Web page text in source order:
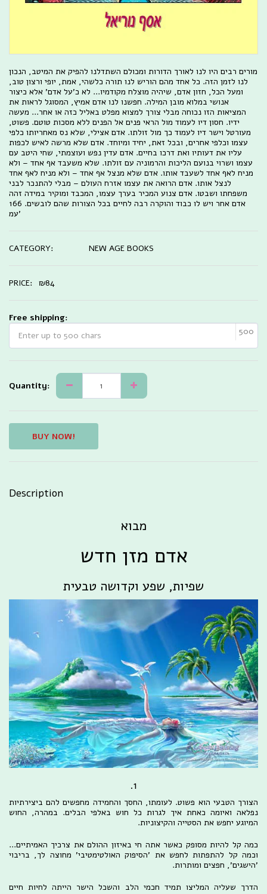
מורים רבים היו לנו לאורך הדורות ומכולם השתדלנו להפיק את המיטב, הנכון
לנו לזמן הזה. כל אחד מהם הוריש לנו תורה כלשהי, אמת, יופי ורצון טוב,
ומעל הכל, חזון אדם, שיהיה מוצלח מקודמיו... לא כ'על אדם' אלא כיצור
אנושי במלוא מובן המילה. חפשנו לנו אדם אמיץ, המסוגל לראות את
המציאות הזו נכוחה מבלי צורך למצוא מפלט באליל כזה או אחר... מעשה
ידיו. חסון דיו לעמוד מול הראי פנים אל הפנים ללא מסכות טוטם. פשוט,
מעורטל וישר דיו לעמוד כך מול זולתו. אדם אצילי, שלא נס מאחריותו כלפי
עצמו וכלפי אחרים, ובכל זאת, יחיד ומיוחד. אדם שלא מרשה לאיש לכפות
עליו את דעותיו ואת דרכו בחיים. אדם עדין נפש ועוצמתי, שחי היטב עם
עצמו ושרוי בנועם הליכות והרמוניה עם זולתו. שלא משעבד אף אחד – ולא
מניח לאף אחד לשעבד אותו. אדם שלא מנצל אף אחד – ולא מניח לאף אחד
לנצל אותו. אדם הרואה את עצמו אזרח העולם – מבלי להתנכר לבני
משפחתו ושבטו. אדם צנוע המכיר בערך עצמו, המכבד ומוקיר במידה זהה
אדם אחר ויש לו כבוד והוקרה רבה לחיים בכל הצורות שהם לובשים. 166
עמ'
CATEGORY: NEW AGE BOOKS
PRICE: ₪84
Free shipping:
500
Quantity:
BUY NOW!
Description
מבוא
אדם מזן חדש
שפיות, שפע וקדושה טבעית
1.
הצורך הטבעי הוא פשוט. לעומתו, החסך והחמידה מחפשים להם ביצירתיות
נפלאה ואיומה כאחת איך לגרות כל חוש באלפי הבלים. במהרה, החוש
המיוגע יחפש את הסטייה והקיצוניות.
כמה קל להיות מסופק כאשר אתה חי באיזון ההולם את צרכיך האמיתיים...
וכמה קל להתפתות לחפש את 'הסיפוק האולטימטיבי' מחוצה לך, בריבוי
'הישגים', חפצים ומותרות.
הדרך שעליה המליצו תמיד חכמי הלב והשכל הישר הייתה לחיות חיים